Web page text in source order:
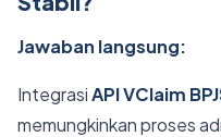
Jawaban langsung:
IntegrasiAPI VClaim
memungkinkan proses